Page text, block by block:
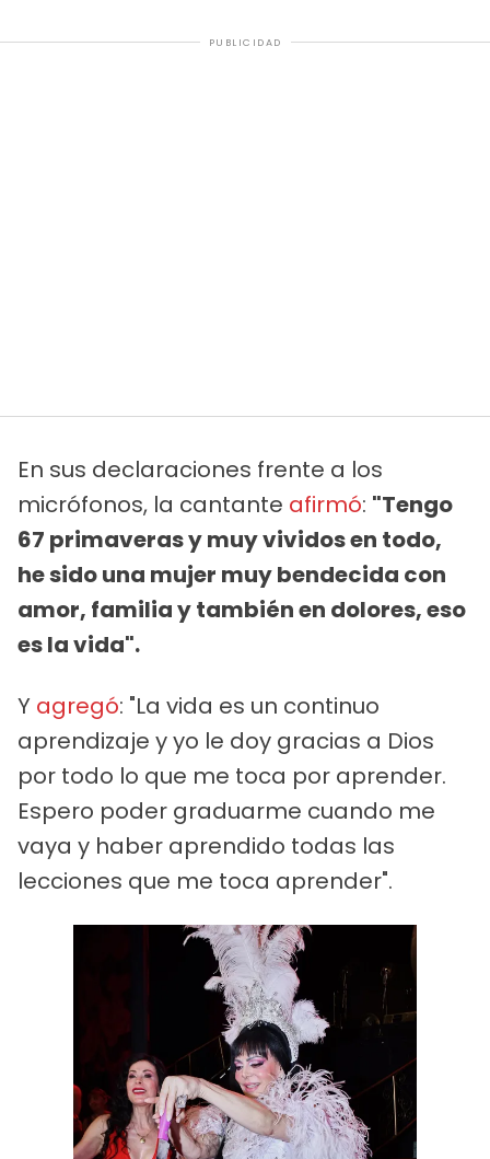
PUBLICIDAD
En sus declaraciones frente a los
micrófonos, la cantante afirmó: "Tengo
67 primaveras y muy vividos en todo,
he sido una mujer muy bendecida con
amor, familia y también en dolores, eso
es la vida".
Y agregó: "La vida es un continuo
aprendizaje y yo le doy gracias a Dios
por todo lo que me toca por aprender.
Espero poder graduarme cuando me
vaya y haber aprendido todas las
lecciones que me toca aprender".